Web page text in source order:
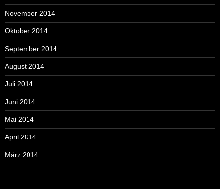
November 2014
Oktober 2014
September 2014
August 2014
Juli 2014
Juni 2014
Mai 2014
April 2014
März 2014